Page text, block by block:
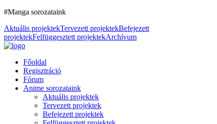
#Manga sorozataink
Aktuális projektekTervezett projektekBefejezett
projektekFelfüggesztett projektekArchívum
Főoldal
Regisztráció
Fórum
Anime sorozataink
Aktuális projektek
Tervezett projektek
Befejezett projektek